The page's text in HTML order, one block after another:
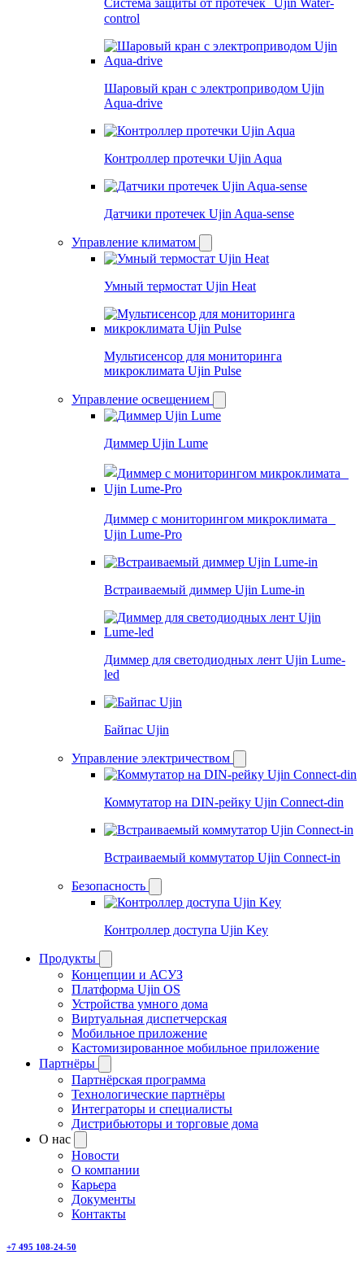
Система защиты от протечек Ujin Water-
control
Шаровый кран с электроприводом Ujin
Aqua-drive
Контроллер протечки Ujin Aqua
Датчики протечек Ujin Aqua-sense
Управление климатом
Умный термостат Ujin Heat
Мультисенсор для мониторинга
микроклимата Ujin Pulse
Управление освещением
Диммер Ujin Lume
Диммер с мониторингом микроклимата
Ujin Lume-Pro
Встраиваемый диммер Ujin Lume-in
Диммер для светодиодных лент Ujin Lume-
led
Байпас Ujin
Управление электричеством
Коммутатор на DIN-рейку Ujin Connect-din
Встраиваемый коммутатор Ujin Connect-in
Безопасность
Контроллер доступа Ujin Key
Продукты
Концепции и АСУЗ
Платформа Ujin OS
Устройства умного дома
Виртуальная диспетчерская
Мобильное приложение
Кастомизированное мобильное приложение
Партнёры
Партнёрская программа
Технологические партнёры
Интеграторы и специалисты
Дистрибьюторы и торговые дома
О нас
Новости
О компании
Карьера
Документы
Контакты
+7 495 108-24-50